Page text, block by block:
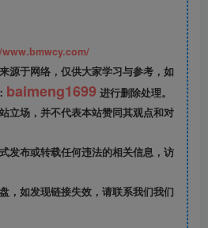
源于网络，仅供大家学习与参考，如
baimeng1699 进行删除处理。
立场，并不代表本站赞同其观点和对
发布或转载任何违法的相关信息，访
，如发现链接失效，请联系我们我们